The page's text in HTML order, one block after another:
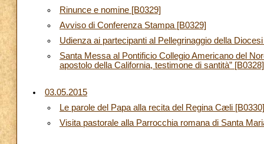
Rinunce e nomine [B0329]
Avviso di Conferenza Stampa [B0329]
Udienza ai partecipanti al Pellegrinaggio della
Santa Messa al Pontificio Collegio Americano del
apostolo della California, testimone di santità” [B0328]
03.05.2015
Le parole del Papa alla recita del Regina Cæli [B0330]
Visita pastorale alla Parrocchia romana di Santa